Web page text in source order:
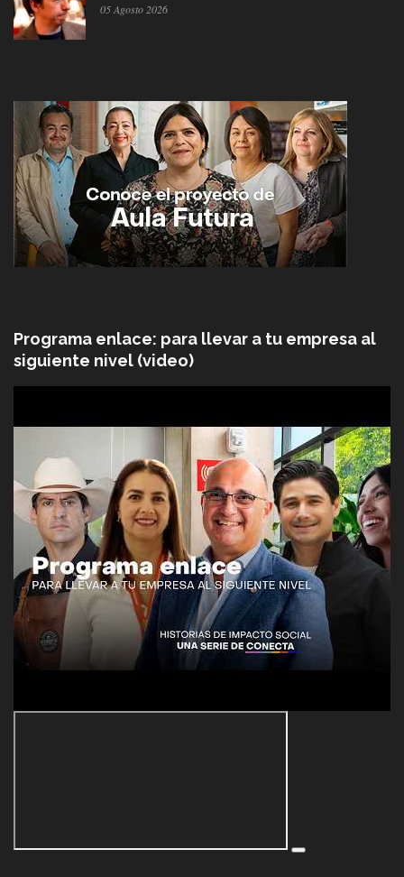
05 Agosto 2026
Programa enlace: para llevar a tu empresa al
siguiente nivel (video)